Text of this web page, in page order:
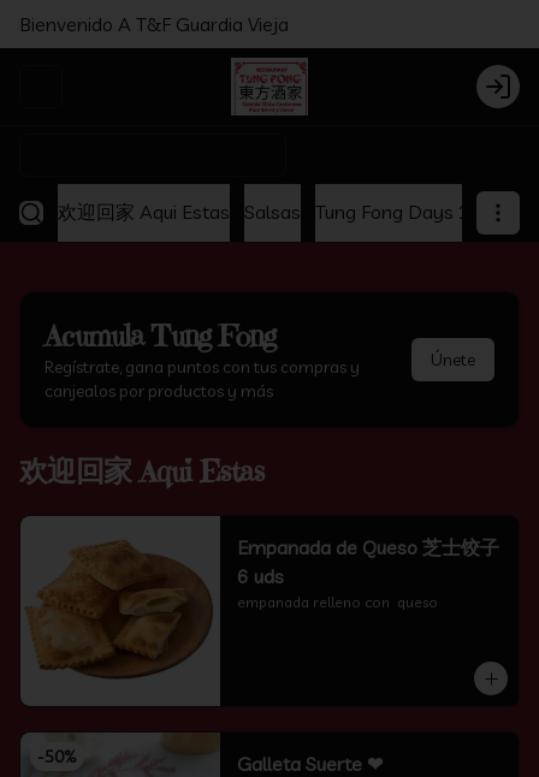
Bienvenido A T&F Guardia Vieja
Login
欢迎回家 Aqui Estas Salsas Tung Fong Days 2x1
AcumulaTung Fong
Regístrate, gana puntos con tus compras y
canjealos por productos y más
Únete
欢迎回家 Aqui Estas
Empanada de Queso 芝士饺子
6 uds
empanada relleno con  queso
-50% Galleta Suerte ❤